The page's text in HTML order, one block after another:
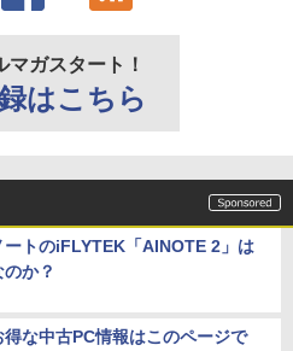
マガスタート！
はこちら
トのiFLYTEK「AINOTE 2」は
か？
な中古PC情報はこのページで